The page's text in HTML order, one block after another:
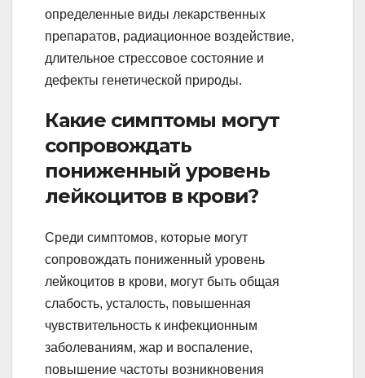
определенные виды лекарственных
препаратов, радиационное воздействие,
длительное стрессовое состояние и
дефекты генетической природы.
Какие симптомы могут
сопровождать
пониженный уровень
лейкоцитов в крови?
Среди симптомов, которые могут
сопровождать пониженный уровень
лейкоцитов в крови, могут быть общая
слабость, усталость, повышенная
чувствительность к инфекционным
заболеваниям, жар и воспаление,
повышение частоты возникновения